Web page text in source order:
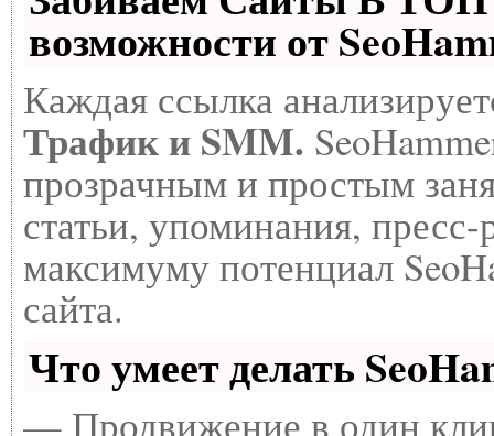
возможности от
Каждая ссылка
Трафик и SMM.
прозрачным и простым
статьи, упоминания,
максимуму потенциал
сайта.
Что умеет делать
— Продвижение в один